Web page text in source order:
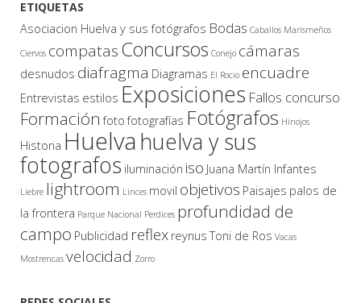
ETIQUETAS
Asociacion Huelva y sus fotógrafos Bodas Caballos Marismeños
Ciervos compatasConcursos Conejo cámaras
desnudos diafragma Diagramas El Rocio encuadre
Entrevistas estilos Exposiciones Fallos concurso
Formación foto fotografías Fotógrafos Hinojos
Historia Huelvahuelva y sus
fotografos iluminación iso Juana Martín Infantes
Liebre lightroom Linces movil objetivos Paisajes palos de
la frontera Parque Nacional Perdices profundidad de
campo Publicidad reflex reynus Toni de Ros Vacas
Mostrencas velocidad Zorro